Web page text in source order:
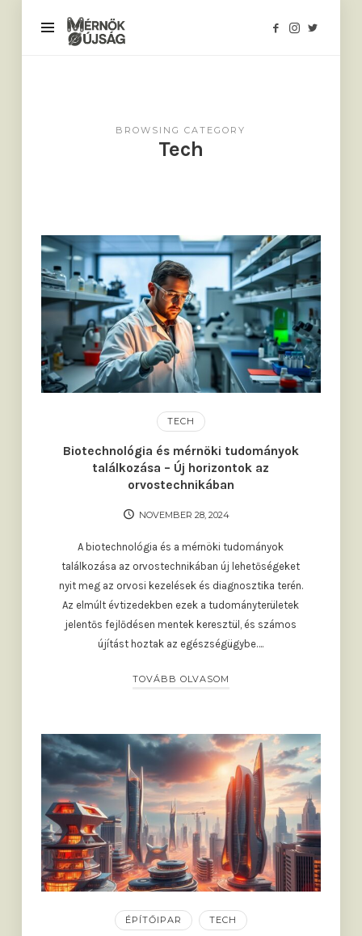
Mérnökújság
BROWSING CATEGORY
Tech
TECH
Biotechnológia és mérnöki tudományok
találkozása – Új horizontok az
orvostechnikában
NOVEMBER 28, 2024
A biotechnológia és a mérnöki tudományok
találkozása az orvostechnikában új lehetőségeket
nyit meg az orvosi kezelések és diagnosztika terén.
Az elmúlt évtizedekben ezek a tudományterületek
jelentős fejlődésen mentek keresztül, és számos
újítást hoztak az egészségügybe….
TOVÁBB OLVASOM
ÉPÍTŐIPAR TECH